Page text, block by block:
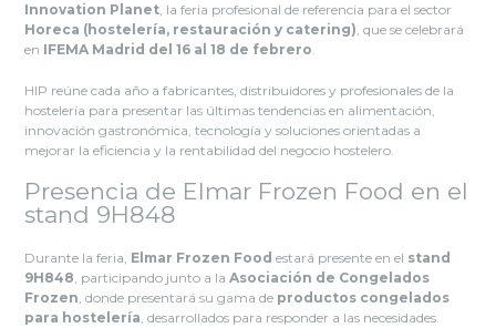
Innovation Planet, la feria profesional de referencia para el sector
Horeca (hostelería, restauración y catering), que se celebrará
en IFEMA Madrid del 16 al 18 de febrero.
HIP reúne cada año a fabricantes, distribuidores y profesionales de la
hostelería para presentar las últimas tendencias en alimentación,
innovación gastronómica, tecnología y soluciones orientadas a
mejorar la eficiencia y la rentabilidad del negocio hostelero.
Presencia de Elmar Frozen Food en el
stand 9H848
Durante la feria, Elmar Frozen Food estará presente en el stand
9H848, participando junto a laAsociación de Congelados
Frozen, donde presentará su gama de productos congelados
para hostelería, desarrollados para responder a las necesidades